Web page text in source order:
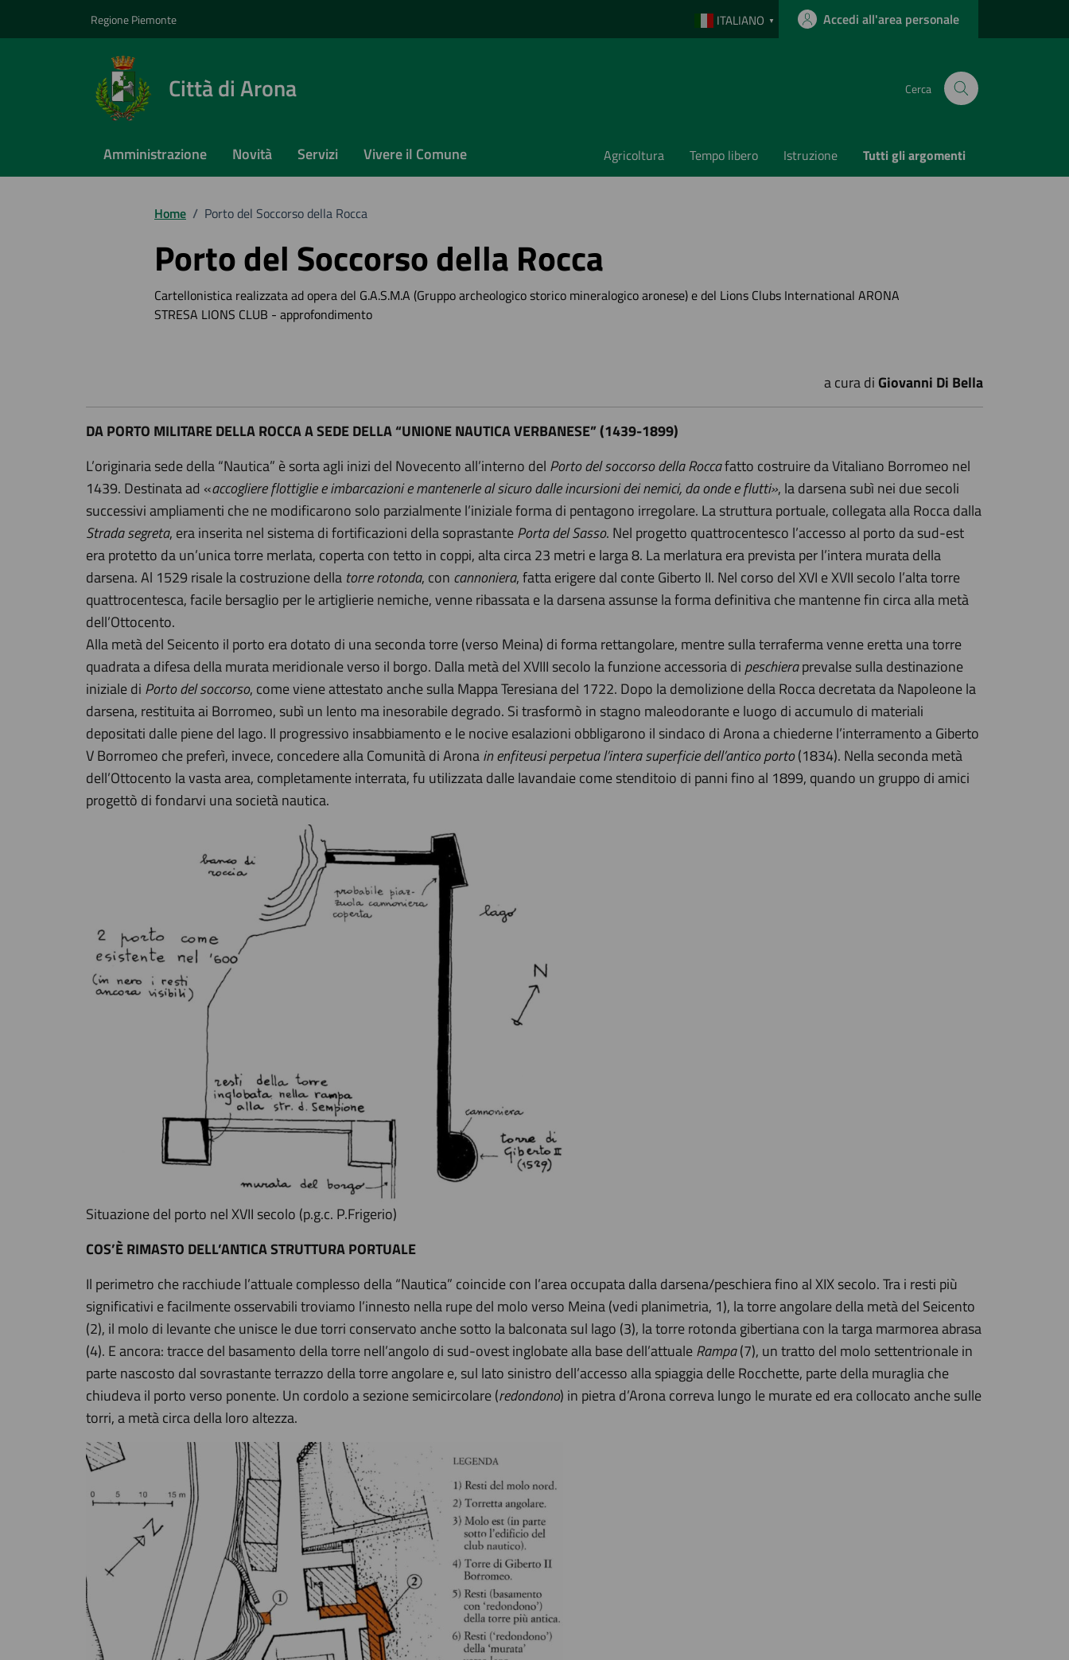
Regione Piemonte ITALIANO ▼ Accedi all'area personale
Città di Arona Cerca
Amministrazione Novità Servizi Vivere il Comune Agricoltura Tempo libero Istruzione Tutti gli argomenti
Home / Porto del Soccorso della Rocca
Porto del Soccorso della Rocca
Cartellonistica realizzata ad opera del G.A.S.M.A (Gruppo archeologico storico mineralogico aronese) e del Lions Clubs International ARONA
STRESA LIONS CLUB - approfondimento
a cura diGiovanni Di Bella
DA PORTO MILITARE DELLA ROCCA A SEDE DELLA “UNIONE NAUTICA VERBANESE” (1439-1899)
L’originaria sede della “Nautica” è sorta agli inizi del Novecento all’interno del Porto del soccorso della Roccafatto costruire da Vitaliano Borromeo nel
1439. Destinata ad «accogliere flottiglie e imbarcazioni e mantenerle al sicuro dalle incursioni dei nemici, da onde e flutti», la darsena subì nei due secoli
successivi ampliamenti che ne modificarono solo parzialmente l’iniziale forma di pentagono irregolare. La struttura portuale, collegata alla Rocca dalla
Strada segreta, era inserita nel sistema di fortificazioni della soprastantePorta del Sasso. Nel progetto quattrocentesco l’accesso al porto da sud-est
era protetto da un’unica torre merlata, coperta con tetto in coppi, alta circa 23 metri e larga 8. La merlatura era prevista per l’intera murata della
darsena. Al 1529 risale la costruzione della torre rotonda, con cannoniera, fatta erigere dal conte Giberto II. Nel corso del XVI e XVII secolo l’alta torre
quattrocentesca, facile bersaglio per le artiglierie nemiche, venne ribassata e la darsena assunse la forma definitiva che mantenne fin circa alla metà
dell’Ottocento.
Alla metà del Seicento il porto era dotato di una seconda torre (verso Meina) di forma rettangolare, mentre sulla terraferma venne eretta una torre
quadrata a difesa della murata meridionale verso il borgo. Dalla metà del XVIII secolo la funzione accessoria di peschieraprevalse sulla destinazione
iniziale di Porto del soccorso, come viene attestato anche sulla Mappa Teresiana del 1722. Dopo la demolizione della Rocca decretata da Napoleone la
darsena, restituita ai Borromeo, subì un lento ma inesorabile degrado. Si trasformò in stagno maleodorante e luogo di accumulo di materiali
depositati dalle piene del lago. Il progressivo insabbiamento e le nocive esalazioni obbligarono il sindaco di Arona a chiederne l’interramento a Giberto
V Borromeo che preferì, invece, concedere alla Comunità di Aronain enfiteusi perpetua l’intera superficie dell’antico porto(1834). Nella seconda metà
dell’Ottocento la vasta area, completamente interrata, fu utilizzata dalle lavandaie come stenditoio di panni fino al 1899, quando un gruppo di amici
progettò di fondarvi una società nautica.
Situazione del porto nel XVII secolo (p.g.c. P.Frigerio)
COS’È RIMASTO DELL’ANTICA STRUTTURA PORTUALE
Il perimetro che racchiude l’attuale complesso della “Nautica” coincide con l’area occupata dalla darsena/peschiera fino al XIX secolo. Tra i resti più
significativi e facilmente osservabili troviamo l’innesto nella rupe del molo verso Meina (vedi planimetria, 1), la torre angolare della metà del Seicento
(2), il molo di levante che unisce le due torri conservato anche sotto la balconata sul lago (3), la torre rotonda gibertiana con la targa marmorea abrasa
(4). E ancora: tracce del basamento della torre nell’angolo di sud-ovest inglobate alla base dell’attualeRampa(7), un tratto del molo settentrionale in
parte nascosto dal sovrastante terrazzo della torre angolare e, sul lato sinistro dell’accesso alla spiaggia delle Rocchette, parte della muraglia che
chiudeva il porto verso ponente. Un cordolo a sezione semicircolare (redondono) in pietra d’Arona correva lungo le murate ed era collocato anche sulle
torri, a metà circa della loro altezza.